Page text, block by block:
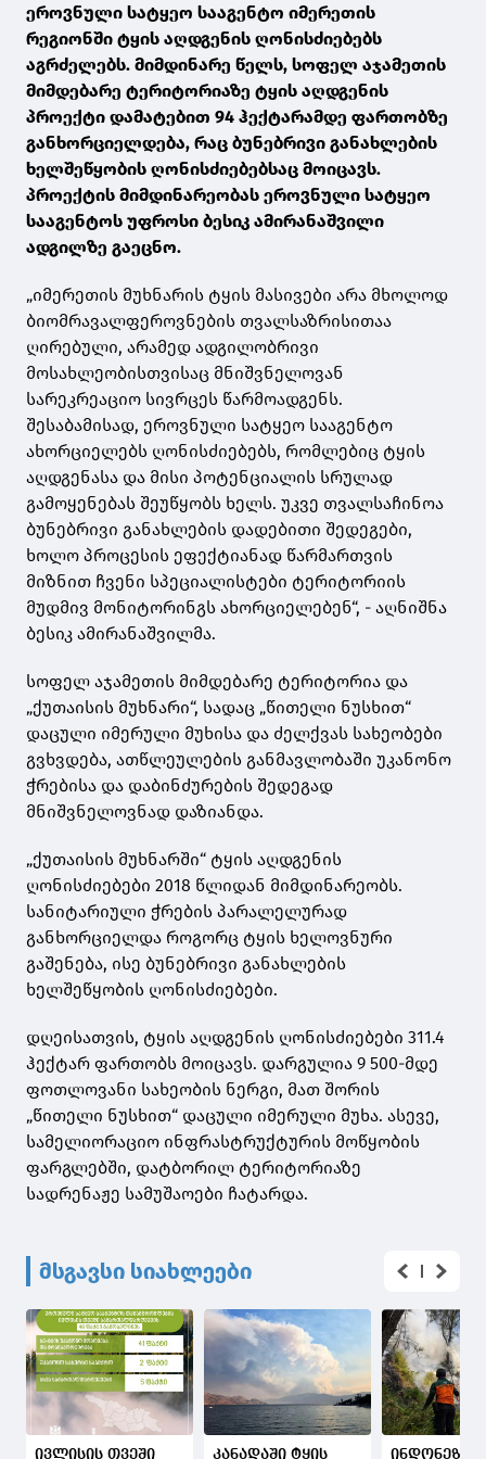
ეროვნული სატყეო სააგენტო იმერეთის
რეგიონში ტყის აღდგენის ღონისძიებებს
აგრძელებს. მიმდინარე წელს, სოფელ აჯამეთის
მიმდებარე ტერიტორიაზე ტყის აღდგენის
პროექტი დამატებით 94 ჰექტარამდე ფართობზე
განხორციელდება, რაც ბუნებრივი განახლების
ხელშეწყობის ღონისძიებებსაც მოიცავს.
პროექტის მიმდინარეობას ეროვნული სატყეო
სააგენტოს უფროსი ბესიკ ამირანაშვილი
ადგილზე გაეცნო.
„იმერეთის მუხნარის ტყის მასივები არა მხოლოდ
ბიომრავალფეროვნების თვალსაზრისითაა
ღირებული, არამედ ადგილობრივი
მოსახლეობისთვისაც მნიშვნელოვან
სარეკრეაციო სივრცეს წარმოადგენს.
შესაბამისად, ეროვნული სატყეო სააგენტო
ახორციელებს ღონისძიებებს, რომლებიც ტყის
აღდგენასა და მისი პოტენციალის სრულად
გამოყენებას შეუწყობს ხელს. უკვე თვალსაჩინოა
ბუნებრივი განახლების დადებითი შედეგები,
ხოლო პროცესის ეფექტიანად წარმართვის
მიზნით ჩვენი სპეციალისტები ტერიტორიის
მუდმივ მონიტორინგს ახორციელებენ“, - აღნიშნა
ბესიკ ამირანაშვილმა.
სოფელ აჯამეთის მიმდებარე ტერიტორია და
„ქუთაისის მუხნარი“, სადაც „წითელი ნუსხით“
დაცული იმერული მუხისა და ძელქვას სახეობები
გვხვდება, ათწლეულების განმავლობაში უკანონო
ჭრებისა და დაბინძურების შედეგად
მნიშვნელოვნად დაზიანდა.
„ქუთაისის მუხნარში“ ტყის აღდგენის
ღონისძიებები 2018 წლიდან მიმდინარეობს.
სანიტარიული ჭრების პარალელურად
განხორციელდა როგორც ტყის ხელოვნური
გაშენება, ისე ბუნებრივი განახლების
ხელშეწყობის ღონისძიებები.
დღეისათვის, ტყის აღდგენის ღონისძიებები 311.4
ჰექტარ ფართობს მოიცავს. დარგულია 9 500-მდე
ფოთლოვანი სახეობის ნერგი, მათ შორის
„წითელი ნუსხით“ დაცული იმერული მუხა. ასევე,
სამელიორაციო ინფრასტრუქტურის მოწყობის
ფარგლებში, დატბორილ ტერიტორიაზე
სადრენაჟე სამუშაოები ჩატარდა.
მსგავსი სიახლეები
ივლისის თვეში
კანადაში ტყის